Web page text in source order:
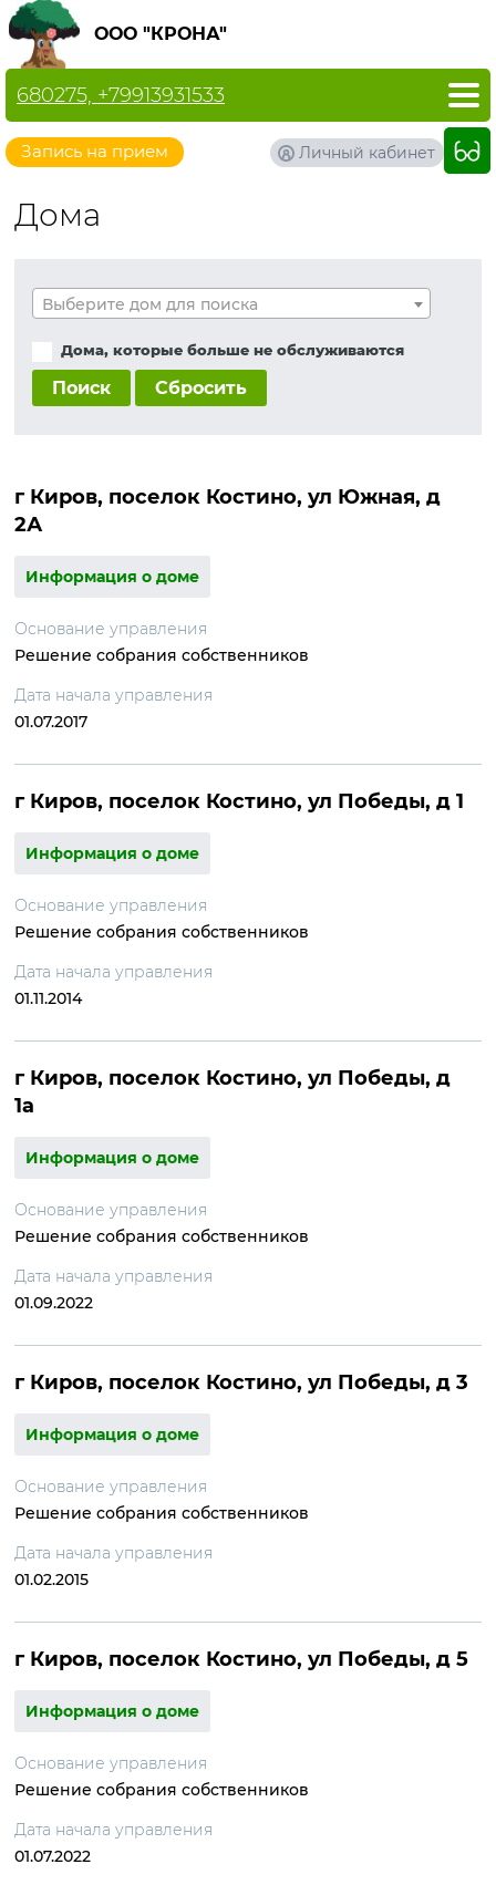
ООО "КРОНА"
Запись на прием
680275, +79913931533
Личный кабинет
Дома
Выберите дом для поиска
Дома, которые больше не обслуживаются
Поиск Сбросить
г Киров, поселок Костино, ул Южная, д
2А
Информация о доме
Основание управления
Решение собрания собственников
Дата начала управления
01.07.2017
г Киров, поселок Костино, ул Победы, д 1
Информация о доме
Основание управления
Решение собрания собственников
Дата начала управления
01.11.2014
г Киров, поселок Костино, ул Победы, д
1а
Информация о доме
Основание управления
Решение собрания собственников
Дата начала управления
01.09.2022
г Киров, поселок Костино, ул Победы, д 3
Информация о доме
Основание управления
Решение собрания собственников
Дата начала управления
01.02.2015
г Киров, поселок Костино, ул Победы, д 5
Информация о доме
Основание управления
Решение собрания собственников
Дата начала управления
01.07.2022